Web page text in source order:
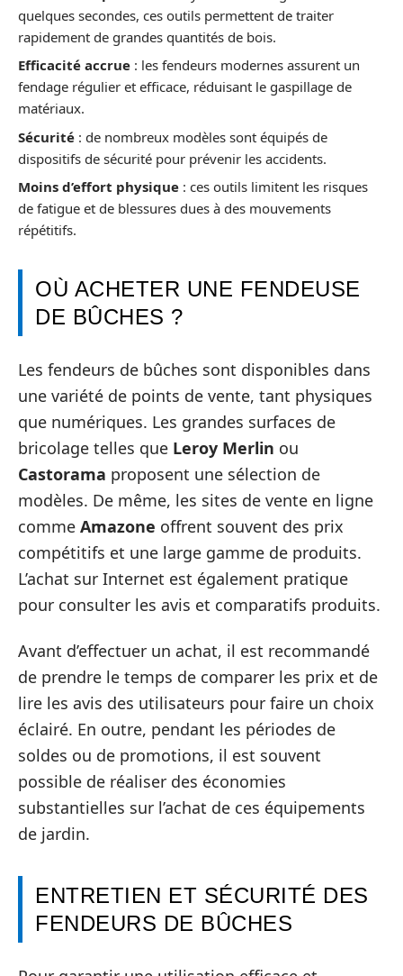
quelques secondes, ces outils permettent de traiter
rapidement de grandes quantités de bois.
Efficacité accrue : les fendeurs modernes assurent un
fendage régulier et efficace, réduisant le gaspillage de
matériaux.
Sécurité : de nombreux modèles sont équipés de
dispositifs de sécurité pour prévenir les accidents.
Moins d’effort physique : ces outils limitent les risques
de fatigue et de blessures dues à des mouvements
répétitifs.
OÙ ACHETER UNE FENDEUSE
DE BÛCHES ?
Les fendeurs de bûches sont disponibles dans
une variété de points de vente, tant physiques
que numériques. Les grandes surfaces de
bricolage telles que Leroy Merlin ou
Castorama proposent une sélection de
modèles. De même, les sites de vente en ligne
comme Amazone offrent souvent des prix
compétitifs et une large gamme de produits.
L’achat sur Internet est également pratique
pour consulter les avis et comparatifs produits.
Avant d’effectuer un achat, il est recommandé
de prendre le temps de comparer les prix et de
lire les avis des utilisateurs pour faire un choix
éclairé. En outre, pendant les périodes de
soldes ou de promotions, il est souvent
possible de réaliser des économies
substantielles sur l’achat de ces équipements
de jardin.
ENTRETIEN ET SÉCURITÉ DES
FENDEURS DE BÛCHES